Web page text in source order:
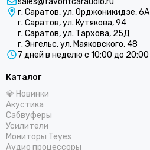
г. Саратов, ул. Орджоникидзе, 6А
г. Саратов, ул. Кутякова, 94
г. Саратов, ул. Тархова, 25Д
г. Энгельс, ул. Маяковского, 48
7 дней в неделю с 10:00 до 20:00
Каталог
💎 Новинки
Акустика
Сабвуферы
Усилители
Мониторы Teyes
Аудио процессоры